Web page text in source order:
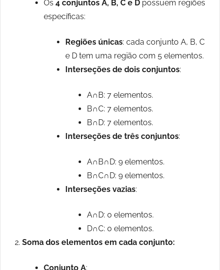
Os 4 conjuntos A, B, C e D possuem regiões
específicas:
Regiões únicas: cada conjunto A, B, C
e D tem uma região com 5 elementos.
Interseções de dois conjuntos:
A∩B: 7 elementos.
B∩C: 7 elementos.
B∩D: 7 elementos.
Interseções de três conjuntos:
A∩B∩D: 9 elementos.
B∩C∩D: 9 elementos.
Interseções vazias:
A∩D: 0 elementos.
D∩C: 0 elementos.
Soma dos elementos em cada conjunto:
Conjunto A: